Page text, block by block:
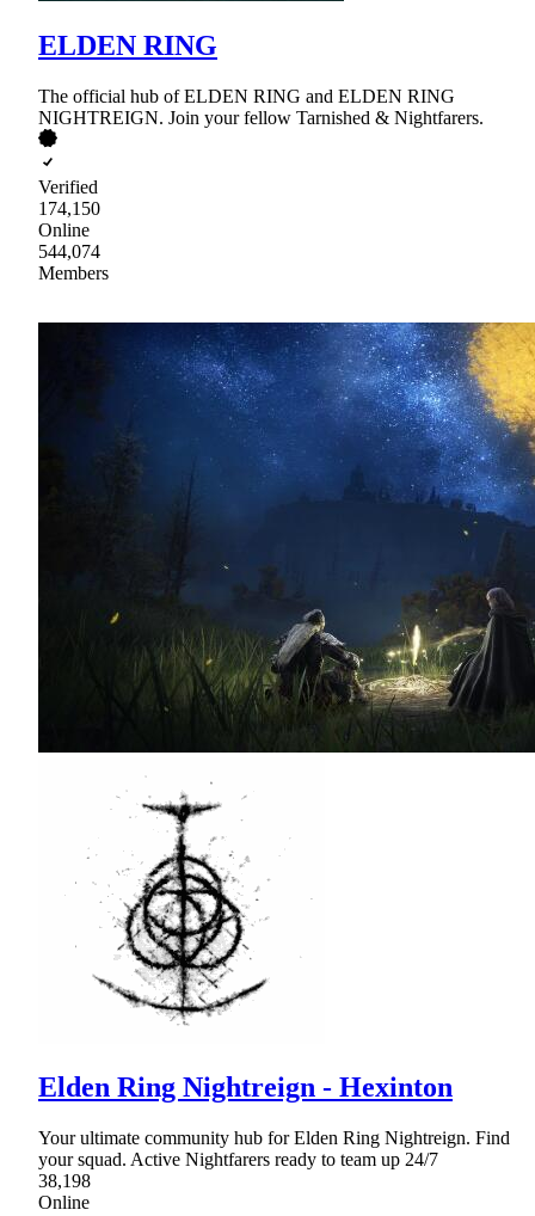
ELDEN RING
The official hub of ELDEN RING and ELDEN RING
NIGHTREIGN. Join your fellow Tarnished & Nightfarers.
Verified
174,150
Online
544,074
Members
Elden Ring Nightreign - Hexinton
Your ultimate community hub for Elden Ring Nightreign. Find
your squad. Active Nightfarers ready to team up 24/7
38,198
Online